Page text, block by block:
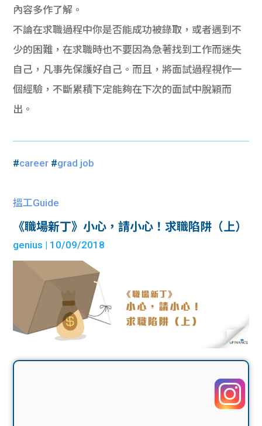
內容多作了解。
不論在求職過程中你是否能成功被錄取，或者遇到不
少的困難，在求職時也不要因為急著找到工作而迷失
自己，凡事先保護好自己。而且，將面試過程視作一
個經驗，不斷累積下定能夠在下次的面試中脫穎而
出。
#career #grad job
搵工Guide
《職場新丁》小心，請小心！求職陷阱（上）
genius | 10/09/2018